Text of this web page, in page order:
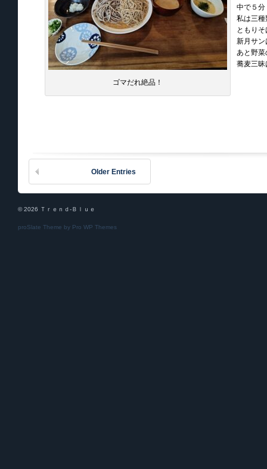
ゴマだれ絶品！
中で５分
私は三種
ともり
新月サン
あと野
蕎麦三昧
Older Entries
© 2026 Ｔｒｅｎｄ-Ｂｌｕｅ
proSlate Theme by Pro WP Themes